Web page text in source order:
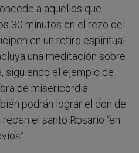
a aquellos que
30 minutos en el rezo del
en un retiro espiritual
una meditación sobre
siguiendo el ejemplo de
de misericordia
podrán lograr el don de
recen el santo Rosario “en